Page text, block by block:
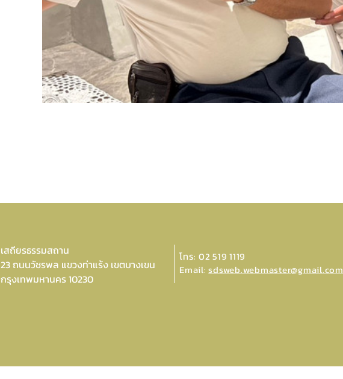
เสถียรธรรมสถาน
23 ถนนวัชรพล แขวงท่าแร้ง เขตบางเขน
กรุงเทพมหานคร 10230
โทร: 02 519 1119
Email:sdsweb.webmaster@gmail.com